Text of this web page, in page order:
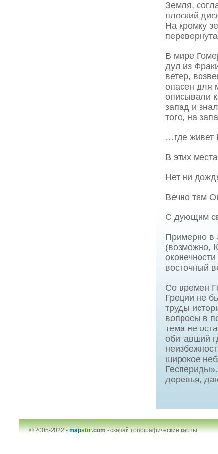
Земля,
плоский
На кромку
В мире
дул из
ветер,
опасен для
описывали
запад и
того, на
…где живет
В этих
Нет ни
Вечно там
С дующим
Примерно в
(возможно,
восточный
Со времен
Греции не
труды
вопросы в
тема не
обитавший
широкое
деревья,
© 2005-2022 -mapstor.com-скачай топографические карты